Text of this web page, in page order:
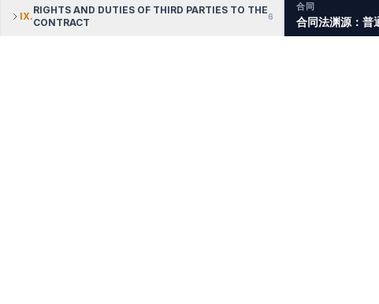
IX.
RIGHTS AND DUTIES OF THIRD PARTIES TO THE
CONTRACT
6
合同
合同法渊源：普